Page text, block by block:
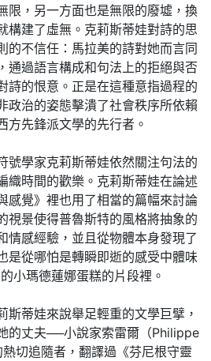
限，另一方面也是無限的廢墟，換
構建了虛無。克莉斯蒂娃對詩的思
的不信任：馬拉美的詩對她而言同
通過語言構成和句法上的拒絕與否
詩的恨意。正是在這種意指過程的
政治的姿態擊潰了社會秩序所依賴
方先鋒派文學的先行者。
號學家克莉斯蒂娃依然關注句法的
織時間的歡樂。克莉斯蒂娃在論述
感覺》裡也用了相當的篇幅來討論
視景使得普魯斯特的風格將抽象的
情感經驗，並且從物體本身發現了
是從哪怕是轉瞬即逝的感受中體味
小瑪德蓮娜蛋糕的片段裡。
斯蒂娃來說舉足輕重的文學巨擘，
的丈夫──小說家索雷爾（Philippe
切追隨者，翻譯過《芬尼根守靈